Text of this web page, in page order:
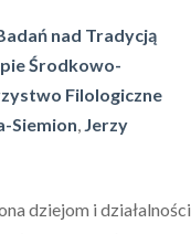
nad Tradycją
Środkowo-
Filologiczne
Siemion, Jerzy
dziejom i działalności